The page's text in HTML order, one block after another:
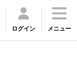
ログイン メニュー